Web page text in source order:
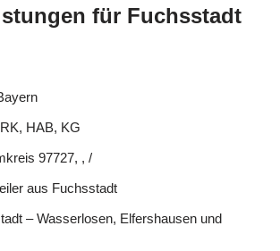
für Fuchsstadt
HAB, KG
97727, , /
aus Fuchsstadt
– Wasserlosen, Elfershausen und